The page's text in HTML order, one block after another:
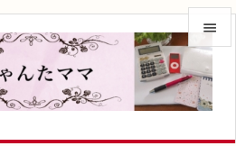


メニュ
